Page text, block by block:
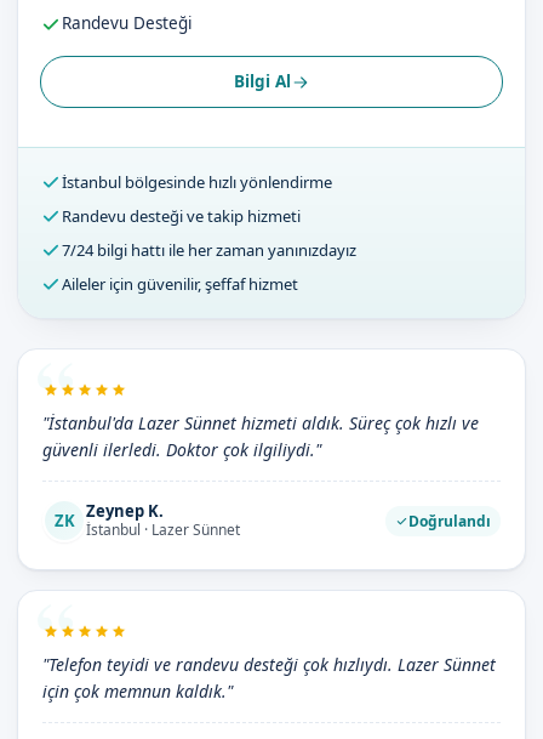
Randevu Desteği
Bilgi Al
İstanbul bölgesinde hızlı yönlendirme
Randevu desteği ve takip hizmeti
7/24 bilgi hattı ile her zaman yanınızdayız
Aileler için güvenilir, şeffaf hizmet
"İstanbul'da Lazer Sünnet hizmeti aldık. Süreç çok hızlı ve
güvenli ilerledi. Doktor çok ilgiliydi."
ZK Zeynep K.
İstanbul · Lazer Sünnet Doğrulandı
"Telefon teyidi ve randevu desteği çok hızlıydı. Lazer Sünnet
için çok memnun kaldık."